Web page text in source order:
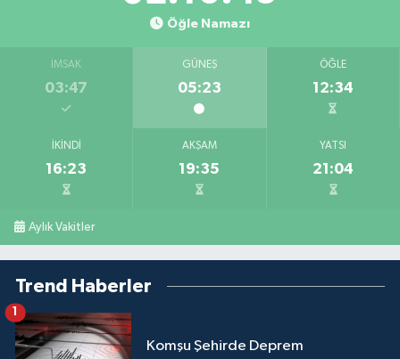
Öğle Namazı
İMSAK
03:47
GÜNEŞ
05:23
ÖĞLE
12:34
İKINDI
16:23
AKŞAM
19:35
YATSI
21:04
Aylık Vakitler
Trend Haberler
Komşu Şehirde Deprem
1